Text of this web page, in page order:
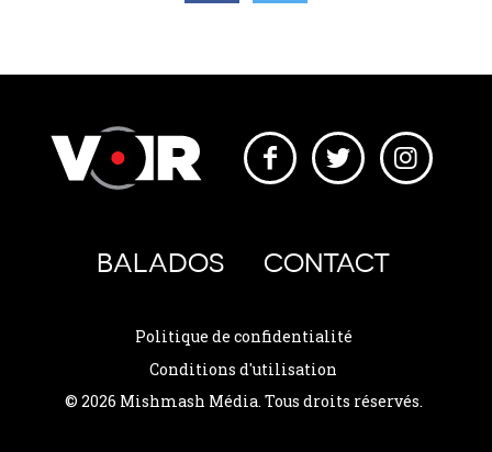
BALADOS CONTACT
Politique de confidentialité
Conditions d'utilisation
© 2026 Mishmash Média. Tous droits réservés.